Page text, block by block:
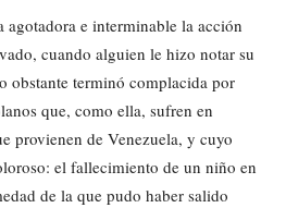
agotadora e interminable la acción
cuando alguien le hizo notar su
obstante terminó complacida por
que, como ella, sufren en
provienen de Venezuela, y cuyo
el fallecimiento de un niño en
de la que pudo haber salido